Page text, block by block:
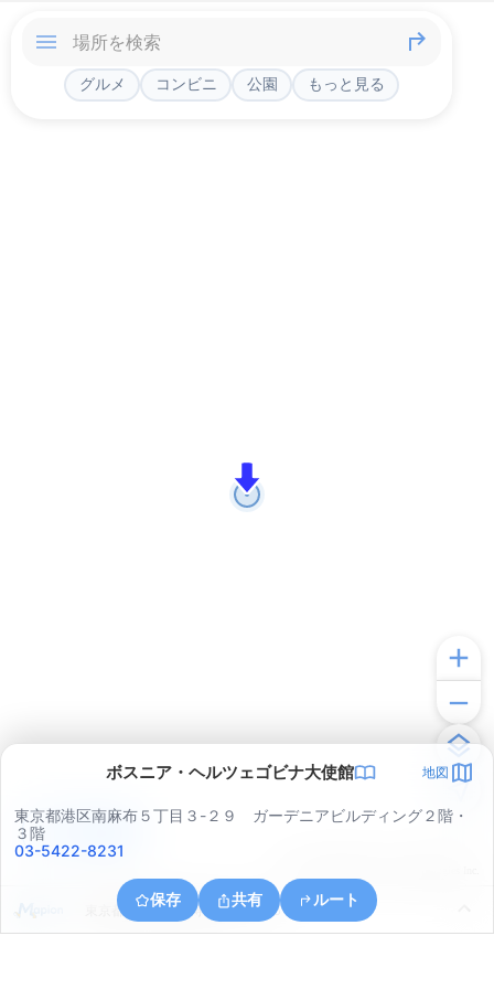
グルメ コンビニ 公園 もっと見る
ボスニア・ヘルツェゴビナ大使館 地図
東京都港区南麻布５丁目３-２９ ガーデニアビルディング２階・
３階
03-5422-8231
保存 共有 ルート
東京都渋谷区恵比寿西１丁目１６
アプリで見る